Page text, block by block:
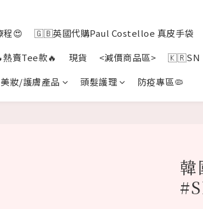
程😍 🇬🇧英國代購Paul Costelloe 真皮手袋
熱賣Tee款🔥
現貨 <減價商品區> 🇰🇷SN
美妝/護膚產品
頭髮護理 防疫專區🦠
韓